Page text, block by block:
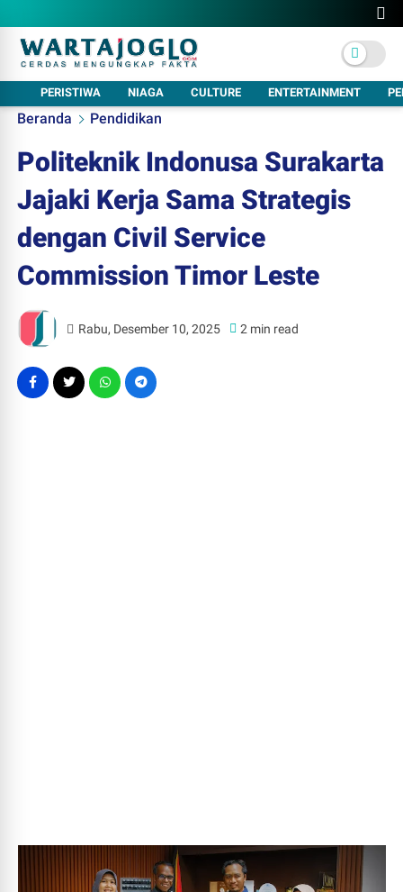
PERISTIWA NIAGA CULTURE ENTERTAINMENT
Beranda Pendidikan
Politeknik Indonusa Surakarta
Jajaki Kerja Sama Strategis
dengan Civil Service
Commission Timor Leste
Rabu, Desember 10, 2025 2 min read